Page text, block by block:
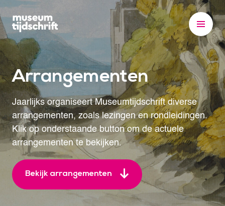
S
k
p
o
c
o
n
t
e
n
Arrangementen
Jaarlijks organiseert Museumtijdschrift diverse
arrangementen, zoals lezingen en rondleidingen.
Klik op onderstaande button om de actuele
arrangementen te bekijken.
Bekijk arrangementen